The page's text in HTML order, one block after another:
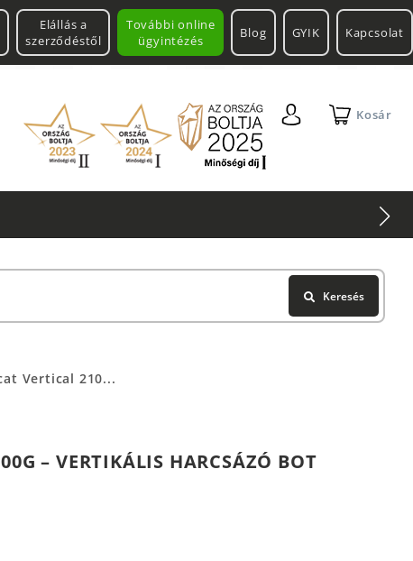
További online
ügyintézés
Elállás a
szerződéstől
Blog GYIK Kapcsolat
Kosár
Keresés
Vertical 210...
– VERTIKÁLIS HARCSÁZÓ BOT